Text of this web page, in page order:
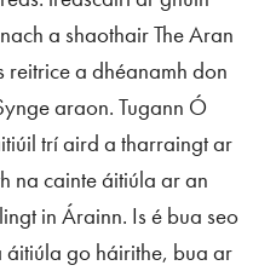
a shaothairThe Aran
reitrice a dhéanamh don
araon. Tugann Ó
trí aird a tharraingt ar
na cainte áitiúla ar an
in Árainn. Is é bua seo
áitiúla go háirithe, bua ar